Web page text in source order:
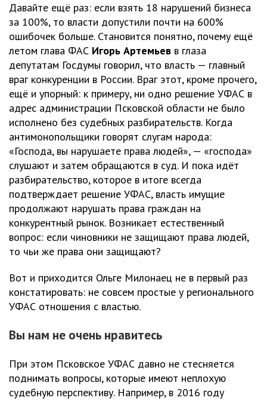
Давайте ещё раз: если взять 18 нарушений бизнеса
за 100%, то власти допустили почти на 600%
ошибочек больше. Становится понятно, почему ещё
летом глава ФАС Игорь Артемьев в глаза
депутатам Госдумы говорил, что власть — главный
враг конкуренции в России. Враг этот, кроме прочего,
ещё и упорный: к примеру, ни одно решение УФАС в
адрес администрации Псковской области не было
исполнено без судебных разбирательств. Когда
антимонопольщики говорят слугам народа:
«Господа, вы нарушаете права людей», — «господа»
слушают и затем обращаются в суд. И пока идёт
разбирательство, которое в итоге всегда
подтверждает решение УФАС, власть имущие
продолжают нарушать права граждан на
конкурентный рынок. Возникает естественный
вопрос: если чиновники не защищают права людей,
то чьи же права они защищают?
Вот и приходится Ольге Милонаец не в первый раз
констатировать: не совсем простые у регионального
УФАС отношения с властью.
Вы нам не очень нравитесь
При этом Псковское УФАС давно не стесняется
поднимать вопросы, которые имеют неплохую
судебную перспективу. Например, в 2016 году